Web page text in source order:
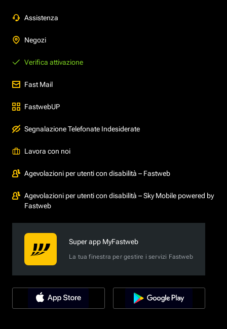
Assistenza
Negozi
Verifica attivazione
Fast Mail
FastwebUP
Segnalazione Telefonate Indesiderate
Lavora con noi
Agevolazioni per utenti con disabilità – Fastweb
Agevolazioni per utenti con disabilità – Sky Mobile powered by
Fastweb
Super app MyFastweb
La tua finestra per gestire i servizi Fastweb